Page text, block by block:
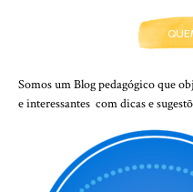
Somos um Blog pedagógico que
e interessantes com dicas e